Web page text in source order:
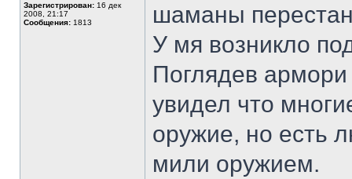
Зарегистрирован: 16 дек
2008, 21:17
Сообщения: 1813
шаманы
У мя возникло
Поглядев
увидел что
оружие, но есть
мили оружием.